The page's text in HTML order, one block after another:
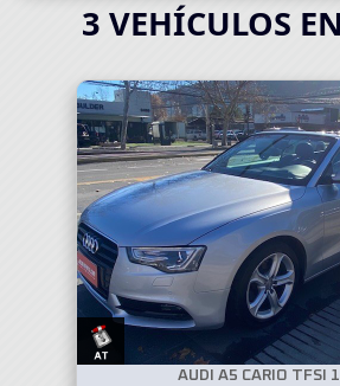
3 VEHÍCULOS
AUDI A5 CARIO TFSI